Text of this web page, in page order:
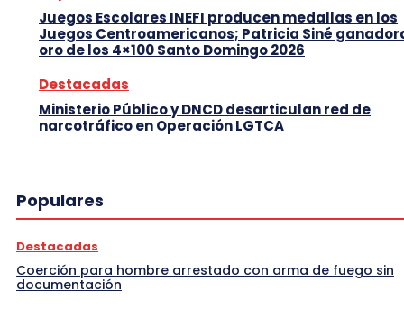
Juegos Escolares INEFI producen medallas en los
Juegos Centroamericanos; Patricia Siné
oro de los 4×100 Santo Domingo 2026
Destacadas
Ministerio Público y DNCD desarticulan red de
narcotráfico en Operación LGTCA
Populares
Destacadas
Coerción para hombre arrestado con arma de fuego sin
documentación